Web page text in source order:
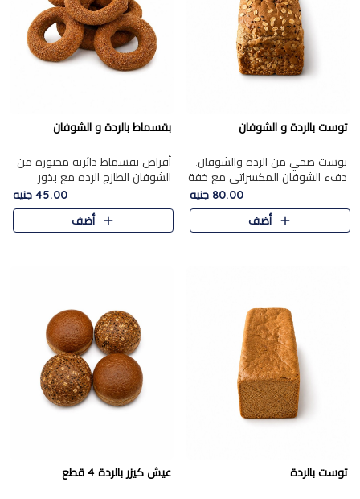
توست بالردة و الشوفان
توست صحي من الرده والشوفان.
دفء الشوفان المكسراتي مع خفة
80.00 جنيه
أضف
بقسماط بالردة و الشوفان
أقراص بقسماط دائرية مخبوزة من
الشوفان الطازج الرده مع بذور
مختارة. قرمشة الحبوب والبذور،
بداية صحية لكل صباح.
45.00 جنيه
أضف
توست بالردة عيش كيزر بالردة 4 قطع